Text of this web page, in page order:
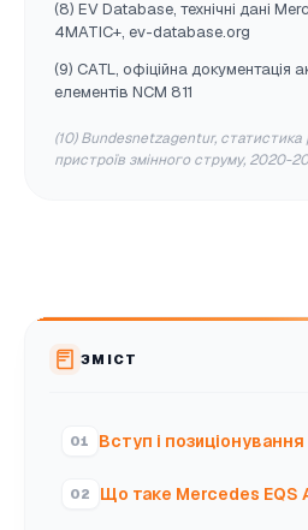
(8) EV Database, технічні дані
4MATIC+, ev-database.org
(9) CATL, офіційна документація
елементів NCM 811
(10) Bundesnetzagentur, статистика
пристроїв змінного струму, 2020-
ЗМІСТ
Вступ і позиціонування
Що таке Mercedes EQS